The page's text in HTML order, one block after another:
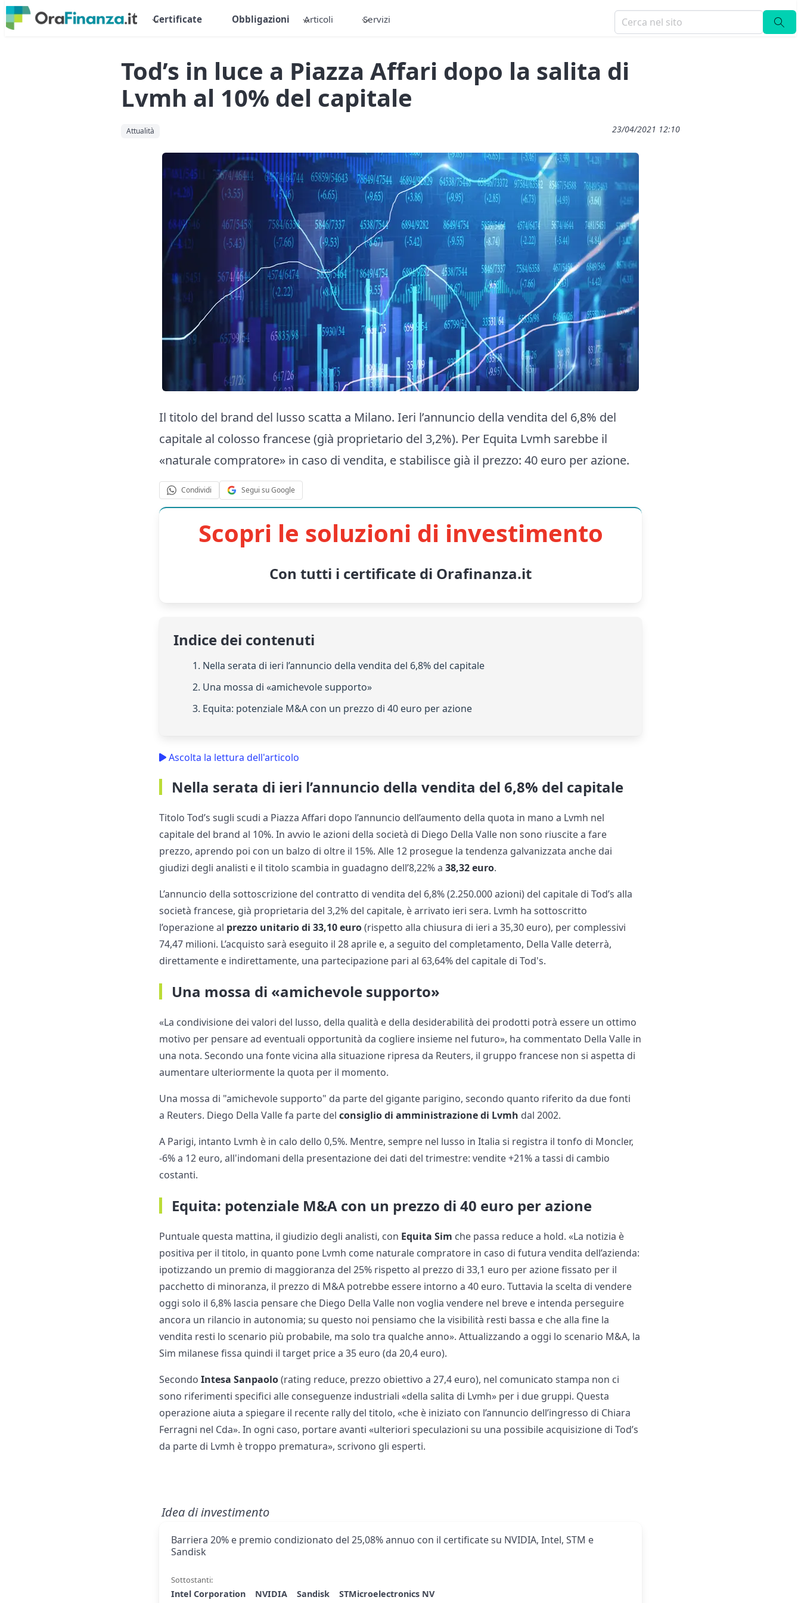
Certificate Obbligazioni Articoli Servizi
Tod’s in luce a Piazza Affari dopo la salita di
Lvmh al 10% del capitale
Attualità 23/04/2021 12:10
Il titolo del brand del lusso scatta a Milano. Ieri l’annuncio della vendita del 6,8% del
capitale al colosso francese (già proprietario del 3,2%). Per Equita Lvmh sarebbe il
«naturale compratore» in caso di vendita, e stabilisce già il prezzo: 40 euro per azione.
Condividi Segui su Google
Scopri le soluzioni di investimento
Con tutti i certificate di Orafinanza.it
Indice dei contenuti
1. Nella serata di ieri l’annuncio della vendita del 6,8% del capitale
2. Una mossa di «amichevole supporto»
3. Equita: potenziale M&A con un prezzo di 40 euro per azione
Ascolta la lettura dell'articolo
Nella serata di ieri l’annuncio della vendita del 6,8% del capitale
Titolo Tod’s sugli scudi a Piazza Affari dopo l’annuncio dell’aumento della quota in mano a Lvmh nel
capitale del brand al 10%. In avvio le azioni della società di Diego Della Valle non sono riuscite a fare
prezzo, aprendo poi con un balzo di oltre il 15%. Alle 12 prosegue la tendenza galvanizzata anche dai
giudizi degli analisti e il titolo scambia in guadagno dell’8,22% a38,32 euro.
L’annuncio della sottoscrizione del contratto di vendita del 6,8% (2.250.000 azioni) del capitale di Tod’s alla
società francese, già proprietaria del 3,2% del capitale, è arrivato ieri sera. Lvmh ha sottoscritto
l’operazione al prezzo unitario di 33,10 euro(rispetto alla chiusura di ieri a 35,30 euro), per complessivi
74,47 milioni. L’acquisto sarà eseguito il 28 aprile e, a seguito del completamento, Della Valle deterrà,
direttamente e indirettamente, una partecipazione pari al 63,64% del capitale di Tod's.
Una mossa di «amichevole supporto»
«La condivisione dei valori del lusso, della qualità e della desiderabilità dei prodotti potrà essere un ottimo
motivo per pensare ad eventuali opportunità da cogliere insieme nel futuro», ha commentato Della Valle in
una nota. Secondo una fonte vicina alla situazione ripresa da Reuters, il gruppo francese non si aspetta di
aumentare ulteriormente la quota per il momento.
Una mossa di "amichevole supporto" da parte del gigante parigino, secondo quanto riferito da due fonti
a Reuters. Diego Della Valle fa parte delconsiglio di amministrazione di Lvmh dal 2002.
A Parigi, intanto Lvmh è in calo dello 0,5%. Mentre, sempre nel lusso in Italia si registra il tonfo di Moncler,
-6% a 12 euro, all'indomani della presentazione dei dati del trimestre: vendite +21% a tassi di cambio
costanti.
Equita: potenziale M&A con un prezzo di 40 euro per azione
Puntuale questa mattina, il giudizio degli analisti, con Equita Sim che passa reduce a hold. «La notizia è
positiva per il titolo, in quanto pone Lvmh come naturale compratore in caso di futura vendita dell’azienda:
ipotizzando un premio di maggioranza del 25% rispetto al prezzo di 33,1 euro per azione fissato per il
pacchetto di minoranza, il prezzo di M&A potrebbe essere intorno a 40 euro. Tuttavia la scelta di vendere
oggi solo il 6,8% lascia pensare che Diego Della Valle non voglia vendere nel breve e intenda perseguire
ancora un rilancio in autonomia; su questo noi pensiamo che la visibilità resti bassa e che alla fine la
vendita resti lo scenario più probabile, ma solo tra qualche anno». Attualizzando a oggi lo scenario M&A, la
Sim milanese fissa quindi il target price a 35 euro (da 20,4 euro).
SecondoIntesa Sanpaolo(rating reduce, prezzo obiettivo a 27,4 euro), nel comunicato stampa non ci
sono riferimenti specifici alle conseguenze industriali «della salita di Lvmh» per i due gruppi. Questa
operazione aiuta a spiegare il recente rally del titolo, «che è iniziato con l’annuncio dell’ingresso di Chiara
Ferragni nel Cda». In ogni caso, portare avanti «ulteriori speculazioni su una possibile acquisizione di Tod’s
da parte di Lvmh è troppo prematura», scrivono gli esperti.
Idea di investimento
Barriera 20% e premio condizionato del 25,08% annuo con il certificate su NVIDIA, Intel, STM e
Sandisk
Sottostanti:
Intel Corporation NVIDIA Sandisk STMicroelectronics NV